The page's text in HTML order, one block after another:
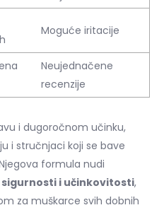
Moguće iritacije
Neujednačene
recenzije
i dugoročnom učinku,
i stručnjaci koji se bave
formula nudi
i učinkovitosti,
za muškarce svih dobnih